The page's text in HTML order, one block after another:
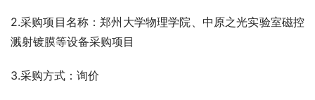
2.采购项目名称：郑州大学物理学院、中原之光实验室磁控
溅射镀膜等设备采购项目
3.采购方式：询价